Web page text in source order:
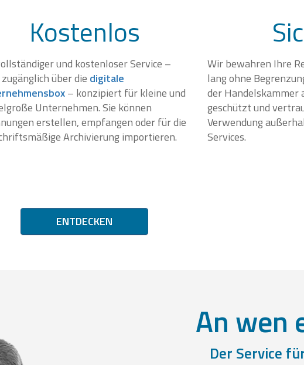
Kostenlos
und kostenloser Service –
über die digitale
– konzipiert für kleine und
Unternehmen. Sie können
erstellen, empfangen oder für die
Archivierung importieren.
Wir bewahren Ihre
lang ohne
der Handelskammer
geschützt und
Verwendung
Services.
ENTDECKEN
An wen
Der Service